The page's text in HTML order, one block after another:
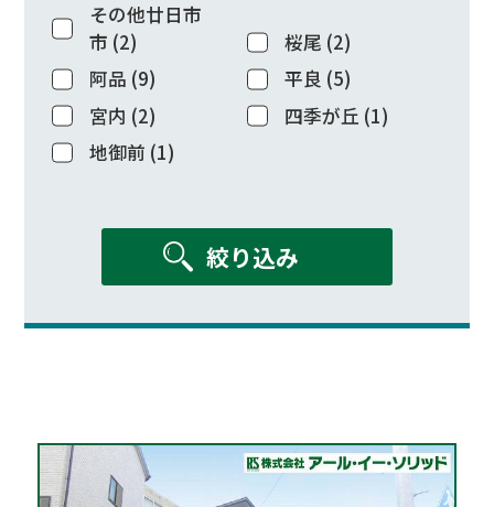
その他廿日市
市 (2) 桜尾 (2)
阿品 (9) 平良 (5)
宮内 (2) 四季が丘 (1)
地御前 (1)